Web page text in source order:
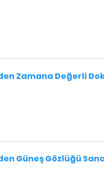
Zamana Değerli
Güneş Gözlüğü